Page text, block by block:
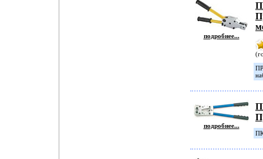
подробнее...
подробнее...